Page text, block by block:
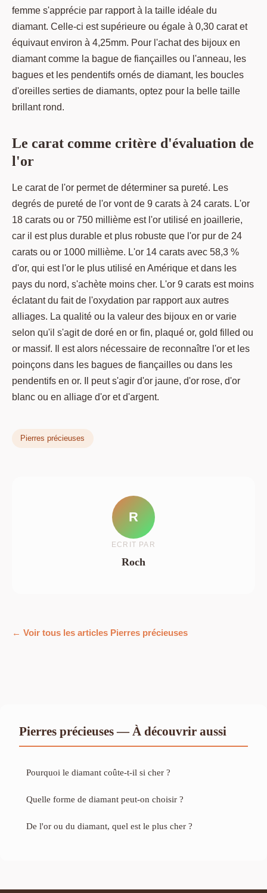
femme s'apprécie par rapport à la taille idéale du
diamant. Celle-ci est supérieure ou égale à 0,30 carat et
équivaut environ à 4,25mm. Pour l'achat des bijoux en
diamant comme la bague de fiançailles ou l'anneau, les
bagues et les pendentifs ornés de diamant, les boucles
d'oreilles serties de diamants, optez pour la belle taille
brillant rond.
Le carat comme critère d'évaluation de
l'or
Le carat de l'or permet de déterminer sa pureté. Les
degrés de pureté de l'or vont de 9 carats à 24 carats. L'or
18 carats ou or 750 millième est l'or utilisé en joaillerie,
car il est plus durable et plus robuste que l'or pur de 24
carats ou or 1000 millième. L'or 14 carats avec 58,3 %
d'or, qui est l'or le plus utilisé en Amérique et dans les
pays du nord, s'achète moins cher. L'or 9 carats est moins
éclatant du fait de l'oxydation par rapport aux autres
alliages. La qualité ou la valeur des bijoux en or varie
selon qu'il s'agit de doré en or fin, plaqué or, gold filled ou
or massif. Il est alors nécessaire de reconnaître l'or et les
poinçons dans les bagues de fiançailles ou dans les
pendentifs en or. Il peut s'agir d'or jaune, d'or rose, d'or
blanc ou en alliage d'or et d'argent.
Pierres précieuses
R
ECRIT PAR
Roch
← Voir tous les articles Pierres précieuses
Pierres précieuses — À découvrir aussi
Pourquoi le diamant coûte-t-il si cher ?
Quelle forme de diamant peut-on choisir ?
De l'or ou du diamant, quel est le plus cher ?